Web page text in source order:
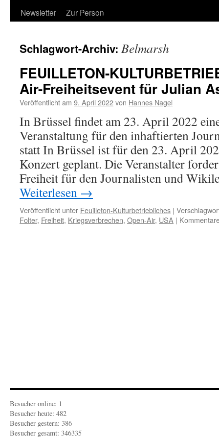
Newsletter
Zur Person
Schlagwort-Archiv: Belmarsh
FEUILLETON-
Air-Freiheitsevent für Julian
Veröffentlicht am 9. April 2022von Hannes Nagel
In Brüssel findet am 23. April 2022
Veranstaltung für den inhaftierten
statt In Brüssel ist für den 23. April
Konzert geplant. Die Veranstalter
Freiheit für den Journalisten und
Weiterlesen →
Veröffentlicht unter Feuilleton-Kulturbetriebliches |
Folter, Freiheit, Kriegsverbrechen, Open-Air, USA |
Besucher online: 1
Besucher heute: 482
Besucher gestern: 386
Besucher gesamt: 346335